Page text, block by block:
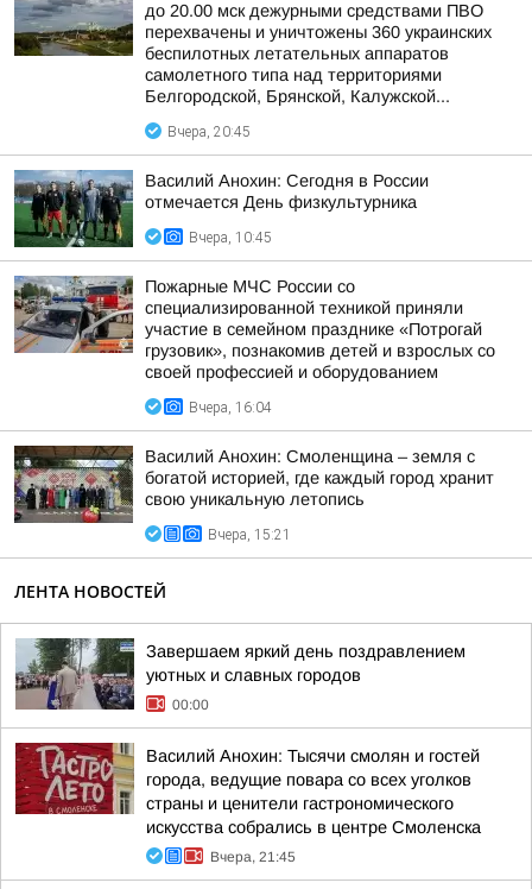
до 20.00 мск дежурными средствами ПВО
перехвачены и уничтожены 360 украинских
беспилотных летательных аппаратов
самолетного типа над территориями
Белгородской, Брянской, Калужской...
Вчера, 20:45
Василий Анохин: Сегодня в России
отмечается День физкультурника
Вчера, 10:45
Пожарные МЧС России со
специализированной техникой приняли
участие в семейном празднике «Потрогай
грузовик», познакомив детей и взрослых со
своей профессией и оборудованием
Вчера, 16:04
Василий Анохин: Смоленщина – земля с
богатой историей, где каждый город хранит
свою уникальную летопись
Вчера, 15:21
ЛЕНТА НОВОСТЕЙ
Завершаем яркий день поздравлением
уютных и славных городов
00:00
Василий Анохин: Тысячи смолян и гостей
города, ведущие повара со всех уголков
страны и ценители гастрономического
искусства собрались в центре Смоленска
Вчера, 21:45